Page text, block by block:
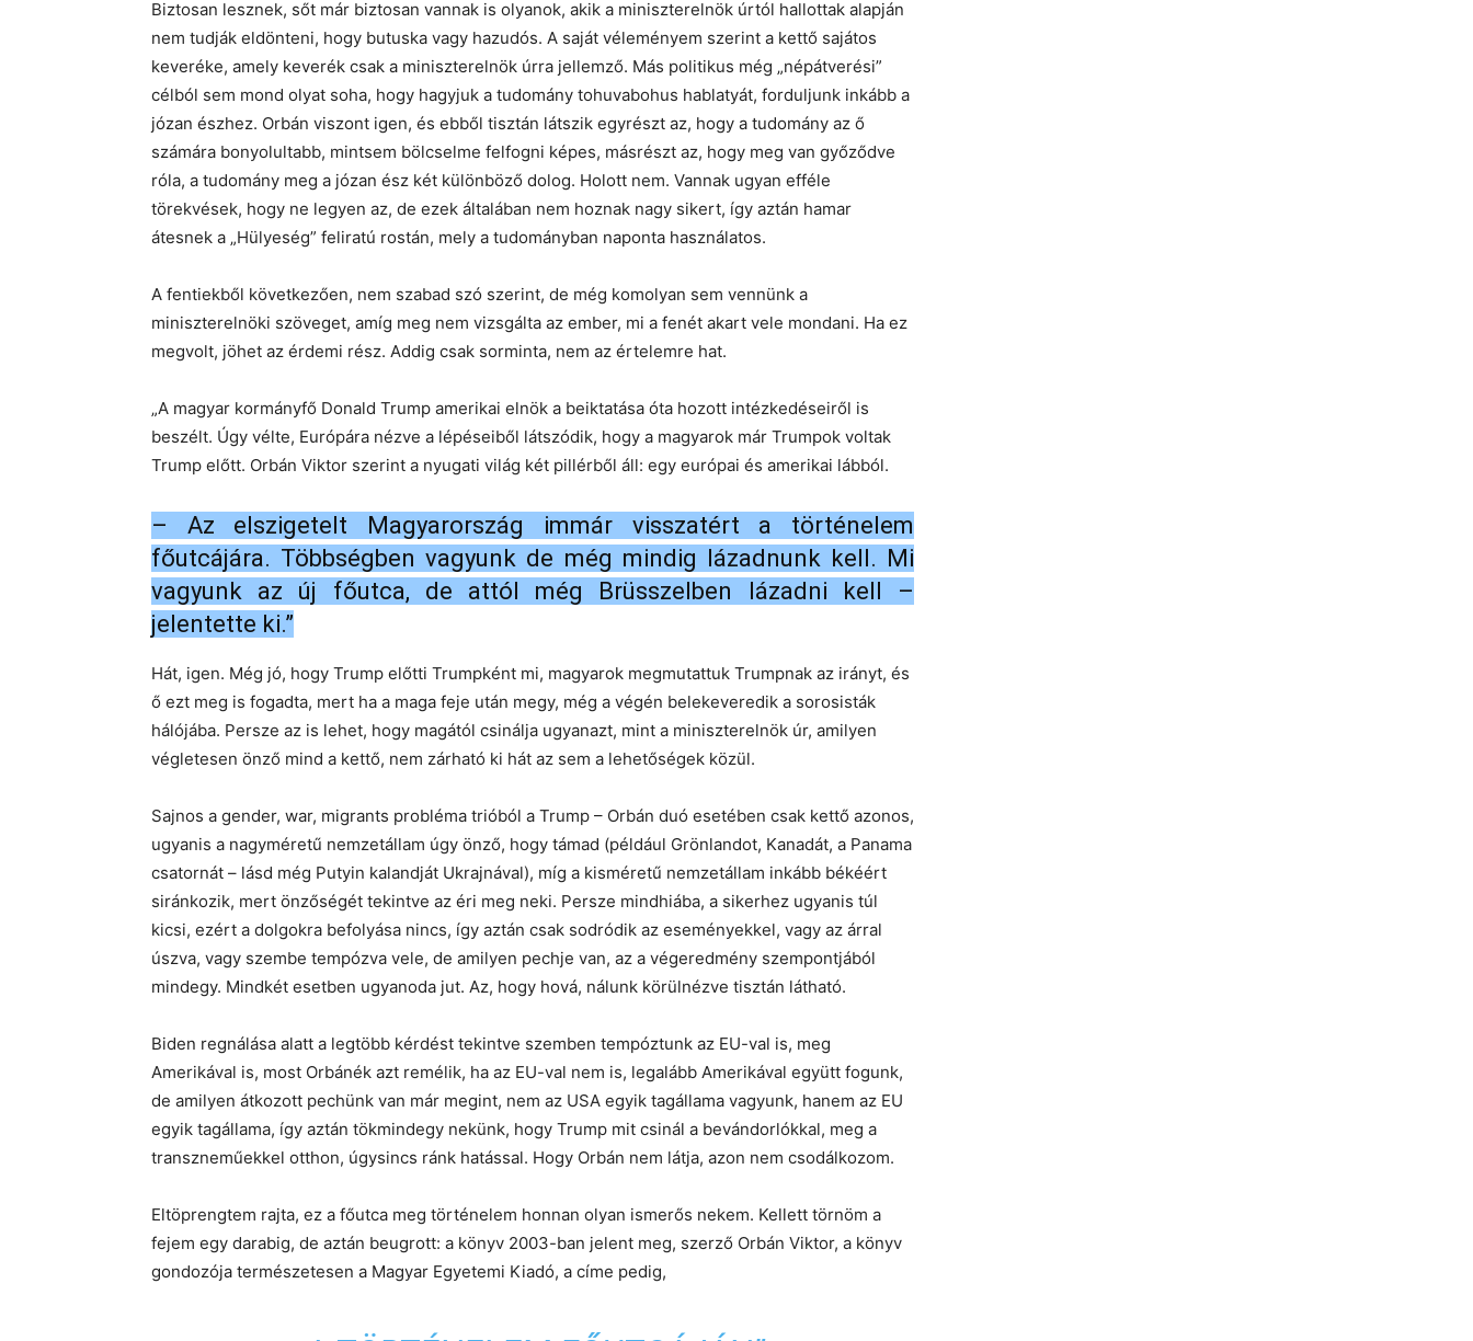
Biztosan lesznek, sőt már biztosan vannak is olyanok, akik a miniszterelnök úrtól hallottak alapján
nem tudják eldönteni, hogy butuska vagy hazudós. A saját véleményem szerint a kettő sajátos
keveréke, amely keverék csak a miniszterelnök úrra jellemző. Más politikus még „népátverési”
célból sem mond olyat soha, hogy hagyjuk a tudomány tohuvabohus hablatyát, forduljunk inkább a
józan észhez. Orbán viszont igen, és ebből tisztán látszik egyrészt az, hogy a tudomány az ő
számára bonyolultabb, mintsem bölcselme felfogni képes, másrészt az, hogy meg van győződve
róla, a tudomány meg a józan ész két különböző dolog. Holott nem. Vannak ugyan efféle
törekvések, hogy ne legyen az, de ezek általában nem hoznak nagy sikert, így aztán hamar
átesnek a „Hülyeség” feliratú rostán, mely a tudományban naponta használatos.
A fentiekből következően, nem szabad szó szerint, de még komolyan sem vennünk a
miniszterelnöki szöveget, amíg meg nem vizsgálta az ember, mi a fenét akart vele mondani. Ha ez
megvolt, jöhet az érdemi rész. Addig csak sorminta, nem az értelemre hat.
„A magyar kormányfő Donald Trump amerikai elnök a beiktatása óta hozott intézkedéseiről is
beszélt. Úgy vélte, Európára nézve a lépéseiből látszódik, hogy a magyarok már Trumpok voltak
Trump előtt. Orbán Viktor szerint a nyugati világ két pillérből áll: egy európai és amerikai lábból.
– Az elszigetelt Magyarország immár visszatért a történelem
főutcájára. Többségben vagyunk de még mindig lázadnunk kell. Mi
vagyunk az új főutca, de attól még Brüsszelben lázadni kell –
jelentette ki.”
Hát, igen. Még jó, hogy Trump előtti Trumpként mi, magyarok megmutattuk Trumpnak az irányt, és
ő ezt meg is fogadta, mert ha a maga feje után megy, még a végén belekeveredik a sorosisták
hálójába. Persze az is lehet, hogy magától csinálja ugyanazt, mint a miniszterelnök úr, amilyen
végletesen önző mind a kettő, nem zárható ki hát az sem a lehetőségek közül.
Sajnos a gender, war, migrants probléma trióból a Trump – Orbán duó esetében csak kettő azonos,
ugyanis a nagyméretű nemzetállam úgy önző, hogy támad (például Grönlandot, Kanadát, a Panama
csatornát – lásd még Putyin kalandját Ukrajnával), míg a kisméretű nemzetállam inkább békéért
siránkozik, mert önzőségét tekintve az éri meg neki. Persze mindhiába, a sikerhez ugyanis túl
kicsi, ezért a dolgokra befolyása nincs, így aztán csak sodródik az eseményekkel, vagy az árral
úszva, vagy szembe tempózva vele, de amilyen pechje van, az a végeredmény szempontjából
mindegy. Mindkét esetben ugyanoda jut. Az, hogy hová, nálunk körülnézve tisztán látható.
Biden regnálása alatt a legtöbb kérdést tekintve szemben tempóztunk az EU-val is, meg
Amerikával is, most Orbánék azt remélik, ha az EU-val nem is, legalább Amerikával együtt fogunk,
de amilyen átkozott pechünk van már megint, nem az USA egyik tagállama vagyunk, hanem az EU
egyik tagállama, így aztán tökmindegy nekünk, hogy Trump mit csinál a bevándorlókkal, meg a
transzneműekkel otthon, úgysincs ránk hatással. Hogy Orbán nem látja, azon nem csodálkozom.
Eltöprengtem rajta, ez a főutca meg történelem honnan olyan ismerős nekem. Kellett törnöm a
fejem egy darabig, de aztán beugrott: a könyv 2003-ban jelent meg, szerző Orbán Viktor, a könyv
gondozója természetesen a Magyar Egyetemi Kiadó, a címe pedig,